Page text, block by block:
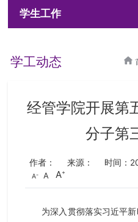
学生工作
学工动态
经管学院开展第
分子第
作者： 来源： 时间：
A A A
为深入贯彻落实习近平